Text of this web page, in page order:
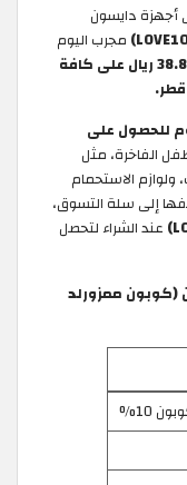
دايسون
مجرب اليوم
على كافة
للحصول على
الفاخرة، مثل
ولوازم الاستحمام
إلى سلة التسوق،
عند الشراء لتحصل
(كوبون ممزورلد